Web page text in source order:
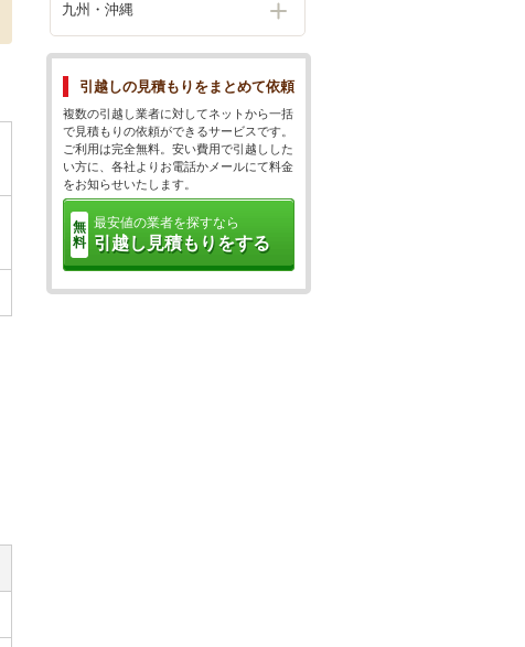
九州・沖縄
引越しの見積もりをまとめて依頼
複数の引越し業者に対してネットから一括
で見積もりの依頼ができるサービスです。
ご利用は完全無料。安い費用で引越しした
い方に、各社よりお電話かメールにて料金
をお知らせいたします。
無
料
最安値の業者を探すなら
引越し見積もりをする